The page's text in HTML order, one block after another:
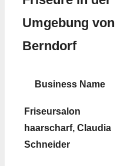
Umgebung von
Berndorf
Business Name
Friseursalon
haarscharf, Claudia
Schneider